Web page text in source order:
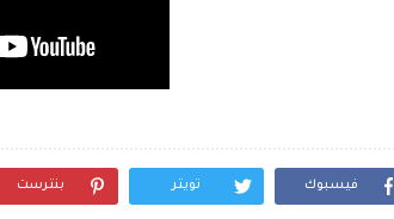
فيسبوك تويتر بنترست